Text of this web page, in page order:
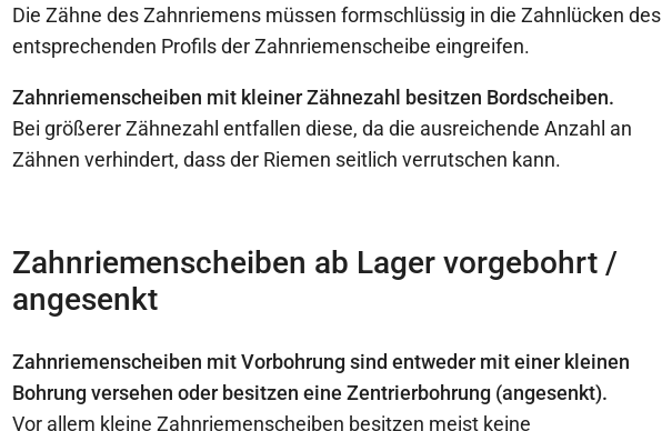
Die Zähne des Zahnriemens müssen formschlüssig in die Zahnlücken des
entsprechenden Profils der Zahnriemenscheibe eingreifen.
Zahnriemenscheiben mit kleiner Zähnezahl besitzen Bordscheiben.
Bei größerer Zähnezahl entfallen diese, da die ausreichende Anzahl an
Zähnen verhindert, dass der Riemen seitlich verrutschen kann.
Zahnriemenscheiben ab Lager vorgebohrt /
angesenkt
Zahnriemenscheiben mit Vorbohrung sind entweder mit einer kleinen
Bohrung versehen oder besitzen eine Zentrierbohrung (angesenkt).
Vor allem kleine Zahnriemenscheiben besitzen meist keine